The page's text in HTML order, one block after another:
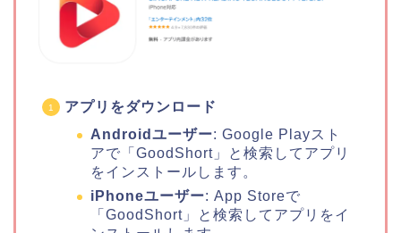
アプリをダウンロード
Androidユーザー: Google Playスト
アで「GoodShort」と検索してアプリ
をインストールします。
iPhoneユーザー: App Storeで
「GoodShort」と検索してアプリをイ